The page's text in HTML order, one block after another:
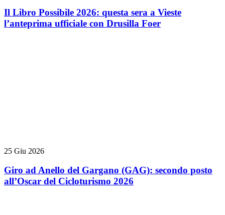
Il Libro Possibile 2026: questa sera a Vieste
l’anteprima ufficiale con Drusilla Foer
25 Giu 2026
Giro ad Anello del Gargano (GAG): secondo posto
all’Oscar del Cicloturismo 2026